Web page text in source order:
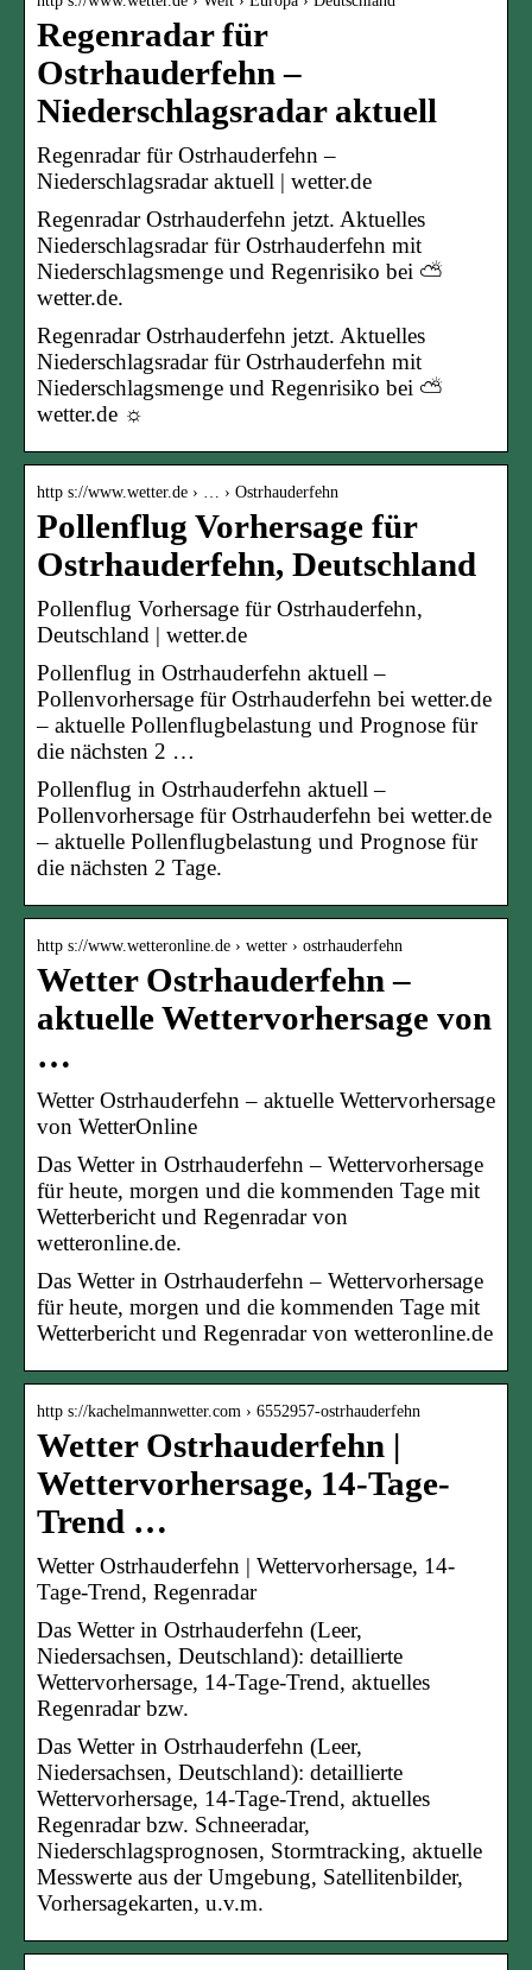
Regenradar für
Ostrhauderfehn –
Niederschlagsradar aktuell
Regenradar für Ostrhauderfehn –
Niederschlagsradar aktuell | wetter.de
Regenradar Ostrhauderfehn jetzt. Aktuelles
Niederschlagsradar für Ostrhauderfehn mit
Niederschlagsmenge und Regenrisiko bei ⛅
wetter.de.
Regenradar Ostrhauderfehn jetzt. Aktuelles
Niederschlagsradar für Ostrhauderfehn mit
Niederschlagsmenge und Regenrisiko bei ⛅
wetter.de ☼
http s://www.wetter.de › … › Ostrhauderfehn
Pollenflug Vorhersage für
Ostrhauderfehn, Deutschland
Pollenflug Vorhersage für Ostrhauderfehn,
Deutschland | wetter.de
Pollenflug in Ostrhauderfehn aktuell –
Pollenvorhersage für Ostrhauderfehn bei wetter.de
– aktuelle Pollenflugbelastung und Prognose für
die nächsten 2 …
Pollenflug in Ostrhauderfehn aktuell –
Pollenvorhersage für Ostrhauderfehn bei wetter.de
– aktuelle Pollenflugbelastung und Prognose für
die nächsten 2 Tage.
http s://www.wetteronline.de › wetter › ostrhauderfehn
Wetter Ostrhauderfehn –
aktuelle Wettervorhersage von
…
Wetter Ostrhauderfehn – aktuelle Wettervorhersage
von WetterOnline
Das Wetter in Ostrhauderfehn – Wettervorhersage
für heute, morgen und die kommenden Tage mit
Wetterbericht und Regenradar von
wetteronline.de.
Das Wetter in Ostrhauderfehn – Wettervorhersage
für heute, morgen und die kommenden Tage mit
Wetterbericht und Regenradar von wetteronline.de
http s://kachelmannwetter.com › 6552957-ostrhauderfehn
Wetter Ostrhauderfehn |
Wettervorhersage, 14-Tage-
Trend …
Wetter Ostrhauderfehn | Wettervorhersage, 14-
Tage-Trend, Regenradar
Das Wetter in Ostrhauderfehn (Leer,
Niedersachsen, Deutschland): detaillierte
Wettervorhersage, 14-Tage-Trend, aktuelles
Regenradar bzw.
Das Wetter in Ostrhauderfehn (Leer,
Niedersachsen, Deutschland): detaillierte
Wettervorhersage, 14-Tage-Trend, aktuelles
Regenradar bzw. Schneeradar,
Niederschlagsprognosen, Stormtracking, aktuelle
Messwerte aus der Umgebung, Satellitenbilder,
Vorhersagekarten, u.v.m.